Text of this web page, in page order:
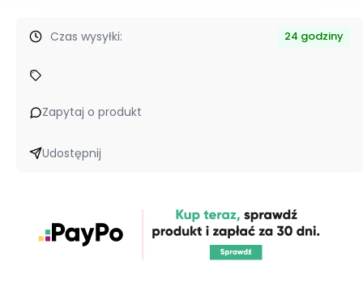
Czas wysyłki: 24 godziny
Zapytaj o produkt
Udostępnij